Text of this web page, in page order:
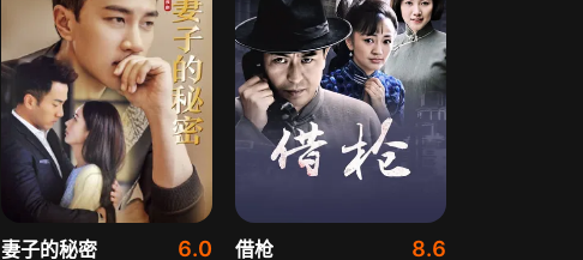
妻子的秘密 6.0 借枪 8.6